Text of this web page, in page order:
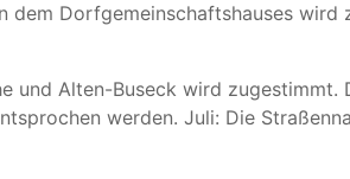
Dorfgemeinschaftshauses
und Alten-Buseck wird zugestimmt.
werden. Juli: Die